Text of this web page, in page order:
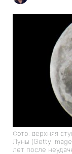
Фото: верхняя
Луны (Getty
лет после